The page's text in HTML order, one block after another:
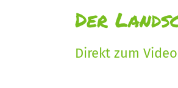
Der
Direkt zum Video